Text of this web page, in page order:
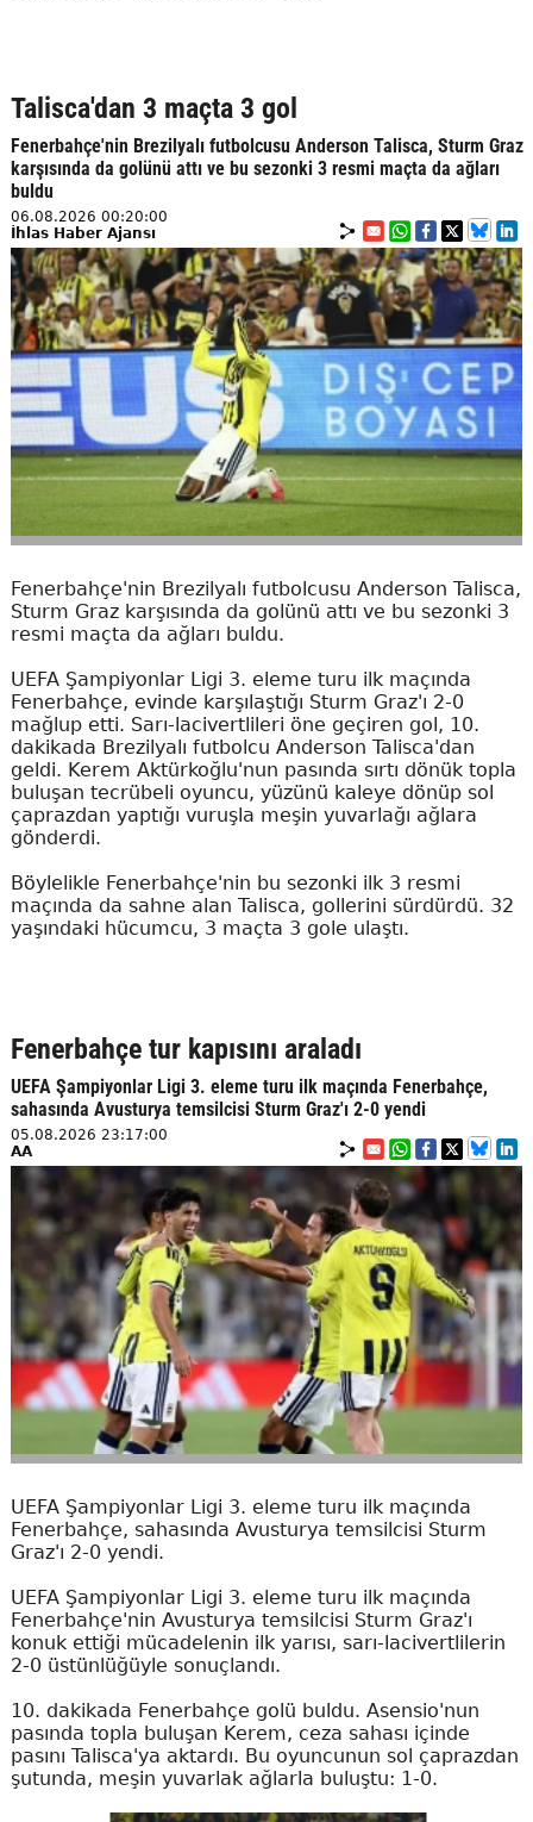
Talisca'dan 3 maçta 3 gol
Fenerbahçe'nin Brezilyalı futbolcusu Anderson Talisca, Sturm Graz
karşısında da golünü attı ve bu sezonki 3 resmi maçta da ağları
buldu
06.08.2026 00:20:00
İhlas Haber Ajansı
Fenerbahçe'nin Brezilyalı futbolcusu Anderson Talisca,
Sturm Graz karşısında da golünü attı ve bu sezonki 3
resmi maçta da ağları buldu.
UEFA Şampiyonlar Ligi 3. eleme turu ilk maçında
Fenerbahçe, evinde karşılaştığı Sturm Graz'ı 2-0
mağlup etti. Sarı-lacivertlileri öne geçiren gol, 10.
dakikada Brezilyalı futbolcu Anderson Talisca'dan
geldi. Kerem Aktürkoğlu'nun pasında sırtı dönük topla
buluşan tecrübeli oyuncu, yüzünü kaleye dönüp sol
çaprazdan yaptığı vuruşla meşin yuvarlağı ağlara
gönderdi.
Böylelikle Fenerbahçe'nin bu sezonki ilk 3 resmi
maçında da sahne alan Talisca, gollerini sürdürdü. 32
yaşındaki hücumcu, 3 maçta 3 gole ulaştı.
Fenerbahçe tur kapısını araladı
UEFA Şampiyonlar Ligi 3. eleme turu ilk maçında Fenerbahçe,
sahasında Avusturya temsilcisi Sturm Graz'ı 2-0 yendi
05.08.2026 23:17:00
AA
UEFA Şampiyonlar Ligi 3. eleme turu ilk maçında
Fenerbahçe, sahasında Avusturya temsilcisi Sturm
Graz'ı 2-0 yendi.
UEFA Şampiyonlar Ligi 3. eleme turu ilk maçında
Fenerbahçe'nin Avusturya temsilcisi Sturm Graz'ı
konuk ettiği mücadelenin ilk yarısı, sarı-lacivertlilerin
2-0 üstünlüğüyle sonuçlandı.
10. dakikada Fenerbahçe golü buldu. Asensio'nun
pasında topla buluşan Kerem, ceza sahası içinde
pasını Talisca'ya aktardı. Bu oyuncunun sol çaprazdan
şutunda, meşin yuvarlak ağlarla buluştu: 1-0.